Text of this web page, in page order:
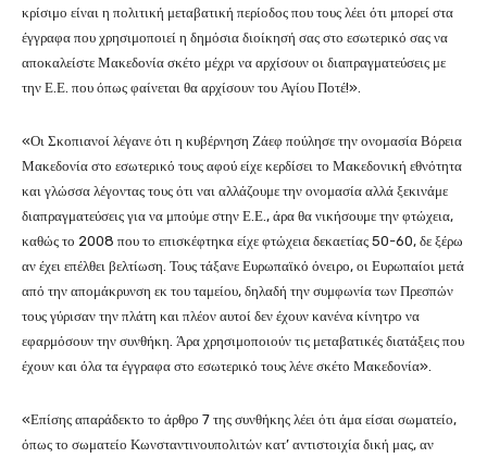
κρίσιμο είναι η πολιτική μεταβατική περίοδος που τους λέει ότι μπορεί στα
έγγραφα που χρησιμοποιεί η δημόσια διοίκησή σας στο εσωτερικό σας να
αποκαλείστε Μακεδονία σκέτο μέχρι να αρχίσουν οι διαπραγματεύσεις με
την Ε.Ε. που όπως φαίνεται θα αρχίσουν του Αγίου Ποτέ!».
«Οι Σκοπιανοί λέγανε ότι η κυβέρνηση Ζάεφ πούλησε την ονομασία Βόρεια
Μακεδονία στο εσωτερικό τους αφού είχε κερδίσει το Μακεδονική εθνότητα
και γλώσσα λέγοντας τους ότι ναι αλλάζουμε την ονομασία αλλά ξεκινάμε
διαπραγματεύσεις για να μπούμε στην Ε.Ε., άρα θα νικήσουμε την φτώχεια,
καθώς το 2008 που το επισκέφτηκα είχε φτώχεια δεκαετίας 50-60, δε ξέρω
αν έχει επέλθει βελτίωση. Τους τάξανε Ευρωπαϊκό όνειρο, οι Ευρωπαίοι μετά
από την απομάκρυνση εκ του ταμείου, δηλαδή την συμφωνία των Πρεσπών
τους γύρισαν την πλάτη και πλέον αυτοί δεν έχουν κανένα κίνητρο να
εφαρμόσουν την συνθήκη. Άρα χρησιμοποιούν τις μεταβατικές διατάξεις που
έχουν και όλα τα έγγραφα στο εσωτερικό τους λένε σκέτο Μακεδονία».
«Επίσης απαράδεκτο το άρθρο 7 της συνθήκης λέει ότι άμα είσαι σωματείο,
όπως το σωματείο Κωνσταντινουπολιτών κατ’ αντιστοιχία δική μας, αν